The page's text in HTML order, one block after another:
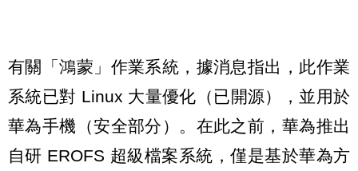
有關「鴻蒙」作業系統，據消息指出，此作業
系統已對 Linux 大量優化（已開源），並用於
華為手機（安全部分）。在此之前，華為推出
自研 EROFS 超級檔案系統，僅是基於華為方